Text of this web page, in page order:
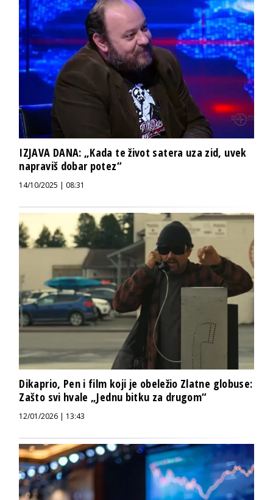
IZJAVA DANA: „Kada te život satera uza zid, uvek
napraviš dobar potez“
14/10/2025 | 08:31
Dikaprio, Pen i film koji je obeležio Zlatne globuse:
Zašto svi hvale „Jednu bitku za drugom“
12/01/2026 | 13:43